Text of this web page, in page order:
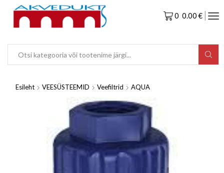
0 0.00€
Esileht VEESÜSTEEMID Veefiltrid AQUA